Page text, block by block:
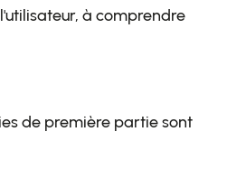
à comprendre
de première partie sont